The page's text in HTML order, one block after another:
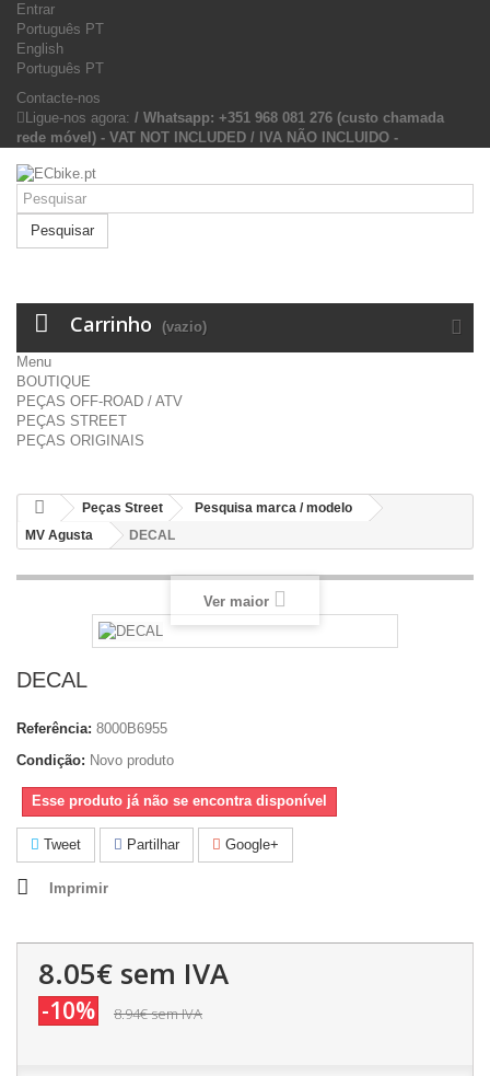
Entrar
Português PT
English
Português PT
Contacte-nos
Ligue-nos agora: / Whatsapp: +351 968 081 276 (custo chamada
rede móvel) - VAT NOT INCLUDED / IVA NÃO INCLUIDO -
Pesquisar
Carrinho (vazio)
Menu
BOUTIQUE
PEÇAS OFF-ROAD / ATV
PEÇAS STREET
PEÇAS ORIGINAIS
Peças Street
Pesquisa marca / modelo
MV Agusta
DECAL
Ver maior
DECAL
Referência: 8000B6955
Condição: Novo produto
Esse produto já não se encontra disponível
Tweet Partilhar Google+
Imprimir
8.05€ sem IVA
-10% 8.94€sem IVA